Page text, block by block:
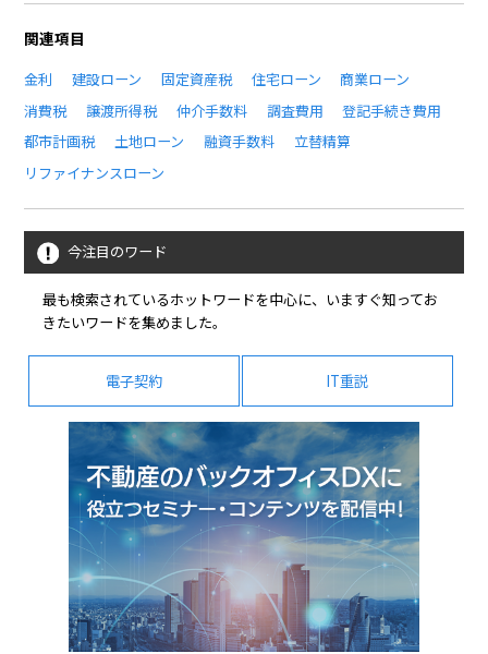
関連項目
金利 建設ローン 固定資産税 住宅ローン
商業ローン
消費税
譲渡所得税 仲介手数料 調査費用
登記手続き費用
都市計画税
土地ローン 融資手数料
立替精算
リファイナンスローン
今注目のワード
最も検索されているホットワードを中心に、いますぐ知ってお
きたいワードを集めました。
電子契約 IT重説